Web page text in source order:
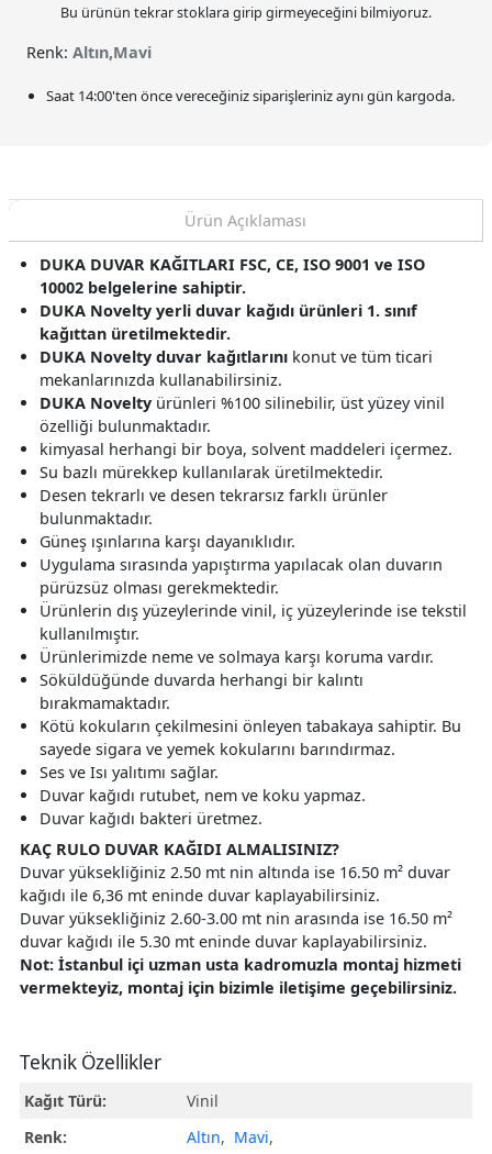
Bu ürünün tekrar stoklara girip girmeyeceğini bilmiyoruz.
Renk: Altın,Mavi
Saat 14:00'ten önce vereceğiniz siparişlerinizaynı gün kargoda.
Ürün Açıklaması
DUKA DUVAR KAĞITLARI FSC, CE, ISO 9001 ve ISO
10002 belgelerine sahiptir.
DUKA Novelty yerli duvar kağıdı ürünleri 1. sınıf
kağıttan üretilmektedir.
DUKA Novelty duvar kağıtlarını konut ve tüm ticari
mekanlarınızda kullanabilirsiniz.
DUKA Novelty ürünleri %100 silinebilir, üst yüzey vinil
özelliği bulunmaktadır.
kimyasal herhangi bir boya, solvent maddeleri içermez.
Su bazlı mürekkep kullanılarak üretilmektedir.
Desen tekrarlı ve desen tekrarsız farklı ürünler
bulunmaktadır.
Güneş ışınlarına karşı dayanıklıdır.
Uygulama sırasında yapıştırma yapılacak olan duvarın
pürüzsüz olması gerekmektedir.
Ürünlerin dış yüzeylerinde vinil, iç yüzeylerinde ise tekstil
kullanılmıştır.
Ürünlerimizde neme ve solmaya karşı koruma vardır.
Söküldüğünde duvarda herhangi bir kalıntı
bırakmamaktadır.
Kötü kokuların çekilmesini önleyen tabakaya sahiptir. Bu
sayede sigara ve yemek kokularını barındırmaz.
Ses ve Isı yalıtımı sağlar.
Duvar kağıdı rutubet, nem ve koku yapmaz.
Duvar kağıdı bakteri üretmez.
KAÇ RULO DUVAR KAĞIDI ALMALISINIZ?
Duvar yüksekliğiniz 2.50 mt nin altında ise 16.50 m² duvar
kağıdı ile 6,36 mt eninde duvar kaplayabilirsiniz.
Duvar yüksekliğiniz 2.60-3.00 mt nin arasında ise 16.50 m²
duvar kağıdı ile 5.30 mt eninde duvar kaplayabilirsiniz.
Not: İstanbul içi uzman usta kadromuzla montaj hizmeti
vermekteyiz, montaj için bizimle iletişime geçebilirsiniz.
Teknik Özellikler
Kağıt Türü:
Vinil
Renk:
Altın, Mavi,